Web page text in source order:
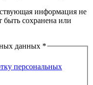
информация не
быть сохранена или
данных *
персональных